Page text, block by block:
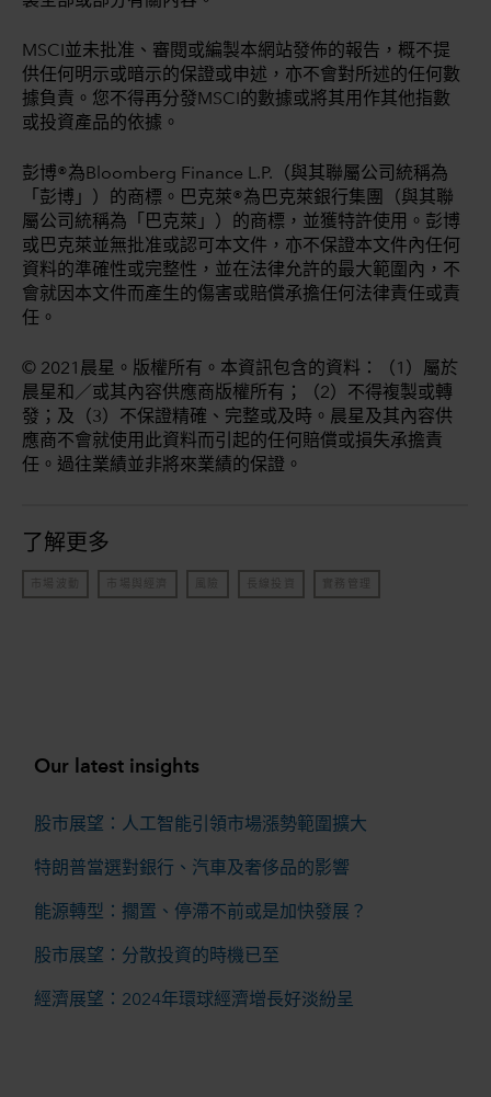
MSCI並未批准、審閱或編製本網站發佈的報告，概不提
供任何明示或暗示的保證或申述，亦不會對所述的任何數
據負責。您不得再分發MSCI的數據或將其用作其他指數
或投資產品的依據。
彭博®為Bloomberg Finance L.P.（與其聯屬公司統稱為
「彭博」）的商標。巴克萊®為巴克萊銀行集團（與其聯
屬公司統稱為「巴克萊」）的商標，並獲特許使用。彭博
或巴克萊並無批准或認可本文件，亦不保證本文件內任何
資料的準確性或完整性，並在法律允許的最大範圍內，不
會就因本文件而產生的傷害或賠償承擔任何法律責任或責
任。
© 2021晨星。版權所有。本資訊包含的資料：（1）屬於
晨星和／或其內容供應商版權所有；（2）不得複製或轉
發；及（3）不保證精確、完整或及時。晨星及其內容供
應商不會就使用此資料而引起的任何賠償或損失承擔責
任。過往業績並非將來業績的保證。
了解更多
長線投資
Our latest insights
股市展望：人工智能引領市場漲勢範圍擴大
特朗普當選對銀行、汽車及奢侈品的影響
能源轉型：擱置、停滯不前或是加快發展？
股市展望：分散投資的時機已至
經濟展望：2024年環球經濟增長好淡紛呈